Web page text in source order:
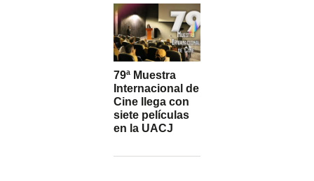
79ª Muestra
Internacional de
Cine llega con
siete películas
en la UACJ